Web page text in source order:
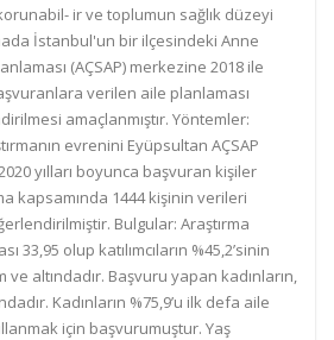
ir ve toplumun sağlık düzeyi
İstanbul'un bir ilçesindeki Anne
(AÇSAP) merkezine 2018 ile
verilen aile planlaması
amaçlanmıştır. Yöntemler:
evrenini Eyüpsultan AÇSAP
yılları boyunca başvuran kişiler
kapsamında 1444 kişinin verileri
Bulgular: Araştırma
33,95 olup katılımcıların %45,2’sinin
altındadır. Başvuru yapan kadınların,
Kadınların %75,9’u ilk defa aile
için başvurumuştur. Yaş